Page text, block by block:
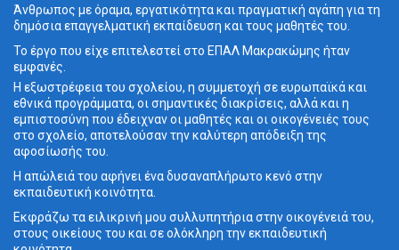
Άνθρωπος με όραμα, εργατικότητα και πραγματική αγάπη για τη
δημόσια επαγγελματική εκπαίδευση και τους μαθητές του.
Το έργο που είχε επιτελεστεί στο ΕΠΑΛ Μακρακώμης ήταν
εμφανές.
Η εξωστρέφεια του σχολείου, η συμμετοχή σε ευρωπαϊκά και
εθνικά προγράμματα, οι σημαντικές διακρίσεις, αλλά και η
εμπιστοσύνη που έδειχναν οι μαθητές και οι οικογένειές τους
στο σχολείο, αποτελούσαν την καλύτερη απόδειξη της
αφοσίωσής του.
Η απώλειά του αφήνει ένα δυσαναπλήρωτο κενό στην
εκπαιδευτική κοινότητα.
Εκφράζω τα ειλικρινή μου συλλυπητήρια στην οικογένειά του,
στους οικείους του και σε ολόκληρη την εκπαιδευτική